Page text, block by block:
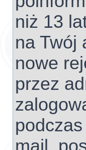
niż 13
na Twój
nowe
przez
mail,